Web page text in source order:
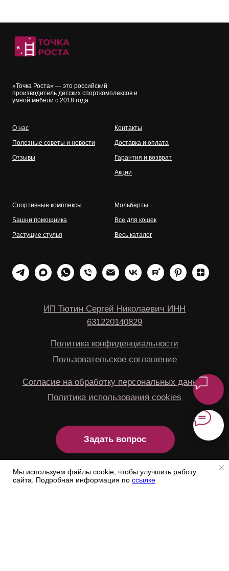
«Точка Роста» — это российский
производитель детских спорткомплексов и
умной мебели с 2018 года
О нас
Полезные советы и новости
Отзывы
Контакты
Доставка и оплата
Гарантия и возврат
Акции
Спортивные комплексы
Башни помощника
Растущие стулья
Мольберты
Все для кошек
Весь каталог
Мы используем файлы cookie, чтобы улучшить работу
сайта. Подробная информация по ссылке